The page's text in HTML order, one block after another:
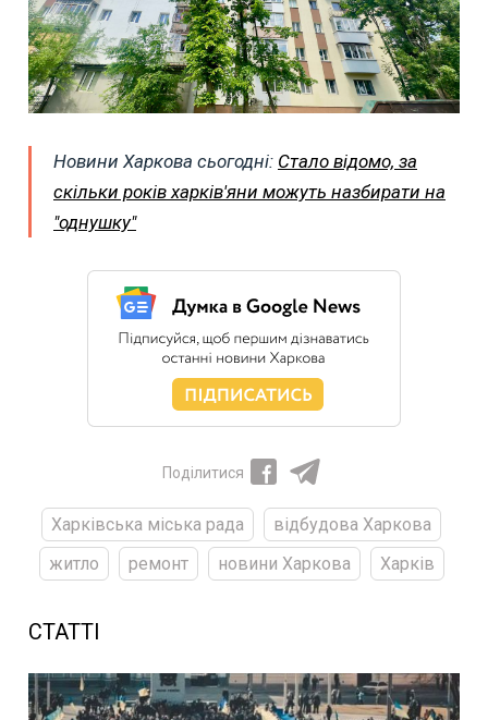
Новини Харкова сьогодні: Стало відомо, за
скільки років харків'яни можуть назбирати на
"однушку"
Поділитися
Харківська міська рада
відбудова Харкова
житло
ремонт новини Харкова Харків
СТАТТІ